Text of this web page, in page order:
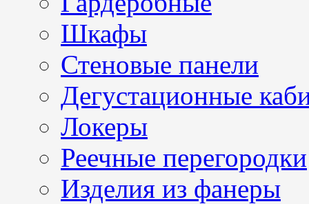
Шкафы
Стеновые панели
Дегустационные
Локеры
Реечные перегородки
Изделия из фанеры